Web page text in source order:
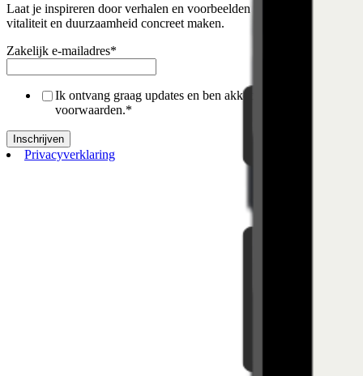
Laat je inspireren door verhalen en voorbeelden van werkgevers die
vitaliteit en duurzaamheid concreet maken.
Zakelijk e-mailadres*
Ik ontvang graag updates en ben akkoord met de algemene
voorwaarden.*
Privacyverklaring